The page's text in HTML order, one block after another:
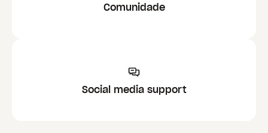
Comunidade
Social media support